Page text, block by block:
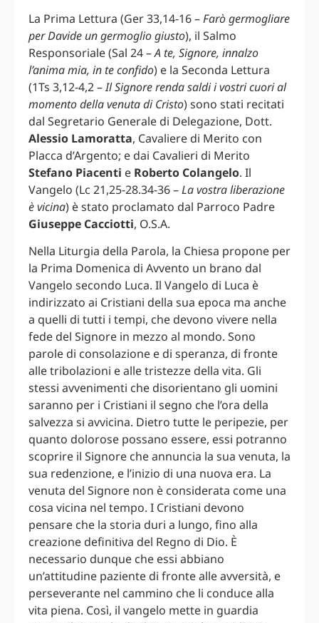
La Prima Lettura (Ger 33,14-16 –Farò germogliare
per Davide un germoglio giusto), il Salmo
Responsoriale (Sal 24 –A te, Signore, innalzo
l’anima mia, in te confido) e la Seconda Lettura
(1Ts 3,12-4,2 –Il Signore renda saldi i vostri cuori al
momento della venuta di Cristo) sono stati recitati
dal Segretario Generale di Delegazione, Dott.
Alessio Lamoratta, Cavaliere di Merito con
Placca d’Argento; e dai Cavalieri di Merito
Stefano Piacenti e Roberto Colangelo. Il
Vangelo (Lc 21,25-28.34-36 –La vostra liberazione
è vicina) è stato proclamato dal Parroco Padre
Giuseppe Cacciotti, O.S.A.
Nella Liturgia della Parola, la Chiesa propone per
la Prima Domenica di Avvento un brano dal
Vangelo secondo Luca. Il Vangelo di Luca è
indirizzato ai Cristiani della sua epoca ma anche
a quelli di tutti i tempi, che devono vivere nella
fede del Signore in mezzo al mondo. Sono
parole di consolazione e di speranza, di fronte
alle tribolazioni e alle tristezze della vita. Gli
stessi avvenimenti che disorientano gli uomini
saranno per i Cristiani il segno che l’ora della
salvezza si avvicina. Dietro tutte le peripezie, per
quanto dolorose possano essere, essi potranno
scoprire il Signore che annuncia la sua venuta, la
sua redenzione, e l’inizio di una nuova era. La
venuta del Signore non è considerata come una
cosa vicina nel tempo. I Cristiani devono
pensare che la storia duri a lungo, fino alla
creazione definitiva del Regno di Dio. È
necessario dunque che essi abbiano
un’attitudine paziente di fronte alle avversità, e
perseverante nel cammino che li conduce alla
vita piena. Così, il vangelo mette in guardia